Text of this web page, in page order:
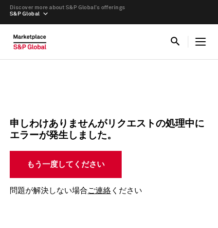
S&P Global
Discover more about S&P Global’s offerings
申しわけありませんがリクエストの処理中に
エラーが発生しました。
もう一度してください
問題が解決しない場合ご連絡 ください